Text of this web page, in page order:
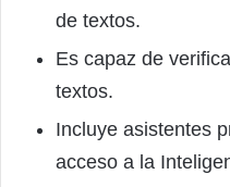
de textos.
Es capaz de
textos.
Incluye asistentes
acceso a la